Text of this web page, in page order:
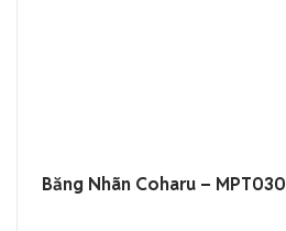
Băng Nhãn Coharu – MPT030